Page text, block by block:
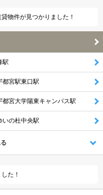
物件が見つかりました！
駅
都宮駅東口駅
都宮大学陽東キャンパス駅
いの杜中央駅
た！